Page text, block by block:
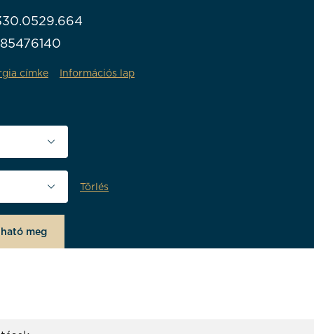
címke Információs lap
(mm)
Törlés
meg